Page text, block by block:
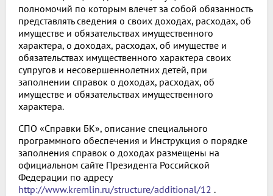
полномочий по которым влечет за собой обязанность
представлять сведения о своих доходах, расходах, об
имуществе и обязательствах имущественного
характера, о доходах, расходах, об имуществе и
обязательствах имущественного характера своих
супругов и несовершеннолетних детей, при
заполнении справок о доходах, расходах, об
имуществе и обязательствах имущественного
характера.
СПО «Справки БК», описание специального
программного обеспечения и Инструкция о порядке
заполнения справок о доходах размещены на
официальном сайте Президента Российской
Федерации по адресу
http://www.kremlin.ru/structure/additional/12 .